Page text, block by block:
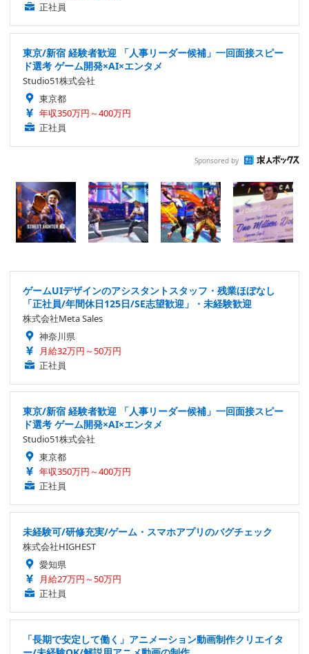
正社員
東京/新宿 経験者歓迎 「人事リーダー候補」一回面接スピー
ド選考 ゲーム開発×AI×エンタメ
Studio51株式会社
東京都
年収350万円～400万円
正社員
Sponsored by
ゲームUIデザインのアシスタントスタッフ・残業ほぼなし
「正社員/年間休日125日/SE志望歓迎」・未経験歓迎
株式会社Meta Sales
神奈川県
月給32万円～50万円
正社員
東京/新宿 経験者歓迎 「人事リーダー候補」一回面接スピー
ド選考 ゲーム開発×AI×エンタメ
Studio51株式会社
東京都
年収350万円～400万円
正社員
未経験可/研修充実/ゲーム・スマホアプリのバグチェック
株式会社HIGHEST
愛知県
月給27万円～50万円
正社員
「長期で安定して働く」アニメーション動画制作クリエイタ